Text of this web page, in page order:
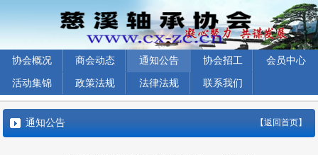
协会概况 商会动态 通知公告 协会招工 会员中心
活动集锦 政策法规 法律法规 联系我们
通知公告 【返回首页】